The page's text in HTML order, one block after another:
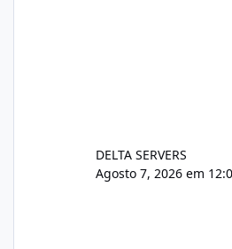
DELTA SERVERS
Agosto 7, 2026 em